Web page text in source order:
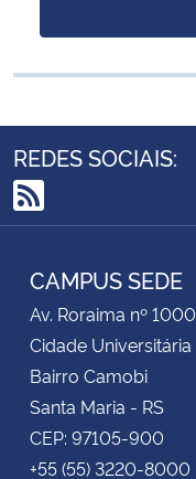
REDES SOCIAIS:
RSS
CAMPUS SEDE
Av. Roraima nº 1000
Cidade Universitária
Bairro Camobi
Santa Maria - RS
CEP: 97105-900
+55 (55) 3220-8000